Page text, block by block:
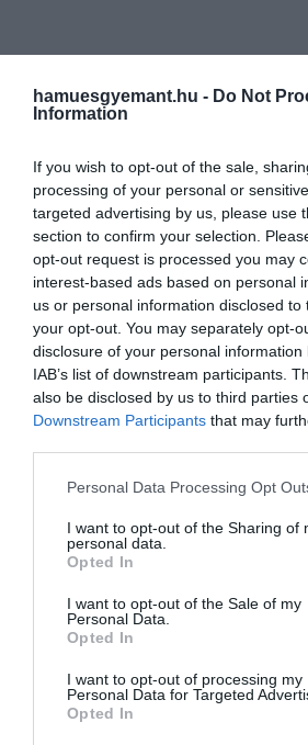
hamuesgyemant.hu - Do Not
Information
If you wish to opt-out of the sale,
processing of your personal or
targeted advertising by us, please use
section to confirm your selection.
opt-out request is processed you may
interest-based ads based on personal
us or personal information disclosed
your opt-out. You may separately opt-
disclosure of your personal
IAB’s list of downstream participants.
also be disclosed by us to third parties
Downstream Participants that may
Please note that this website/app uses
not limited to your visit or usage
grant or deny consent to Google and
use your data for below specified
consent section.
Personal Data Processing Opt
I want to opt-out of the Sharing of
personal data.
Opted In
I want to opt-out of the Sale of my
Personal Data.
Opted In
I want to opt-out of processing my
Personal Data for Targeted
Opted In
lakberendezésben – a
kívül – nem sok fordulat
2022. NOVEMBER 8. ● HAMU ÉS GYÉMÁNT
Felejtsünk el
eddig a
HAMU ÉS GYÉMÁNT